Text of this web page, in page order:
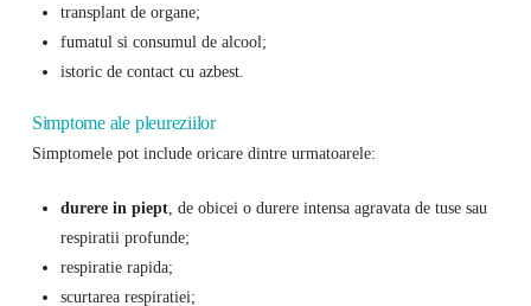
transplant de organe;
fumatul si consumul de alcool;
istoric de contact cu azbest.
Simptome ale pleureziilor
Simptomele pot include oricare dintre urmatoarele:
durere in piept, de obicei o durere intensa agravata de tuse sau
respiratii profunde;
respiratie rapida;
scurtarea respiratiei;